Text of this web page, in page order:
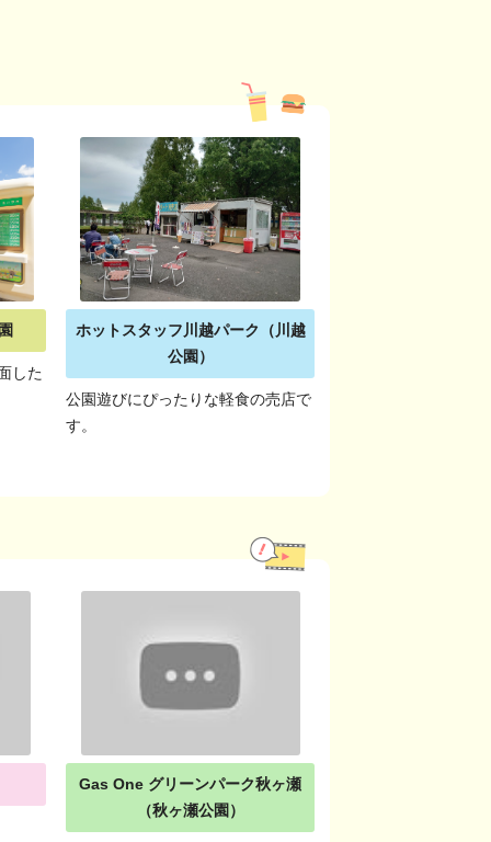
した
ホットスタッフ川越パーク（川越
公園）
公園遊びにぴったりな軽食の売店で
す。
Gas One グリーンパーク秋ヶ瀬
（秋ヶ瀬公園）